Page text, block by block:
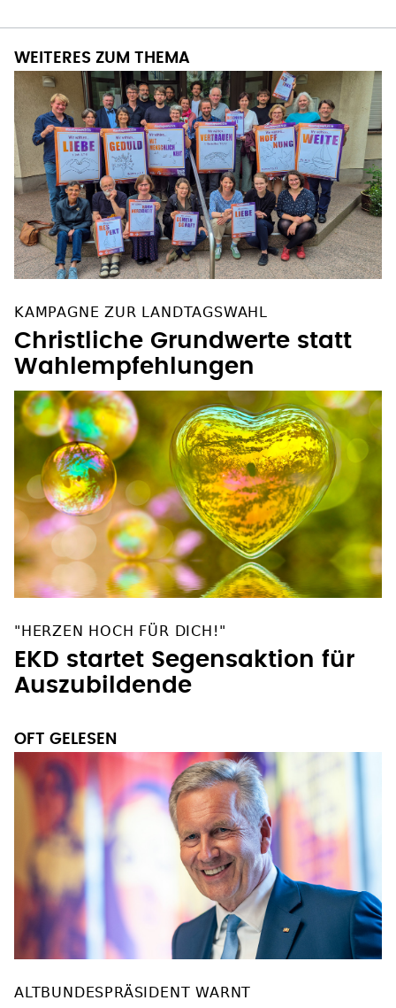
WEITERES ZUM THEMA
KAMPAGNE ZUR LANDTAGSWAHL
Christliche Grundwerte statt
Wahlempfehlungen
"HERZEN HOCH FÜR DICH!"
EKD startet Segensaktion für
Auszubildende
OFT GELESEN
ALTBUNDESPRÄSIDENT WARNT